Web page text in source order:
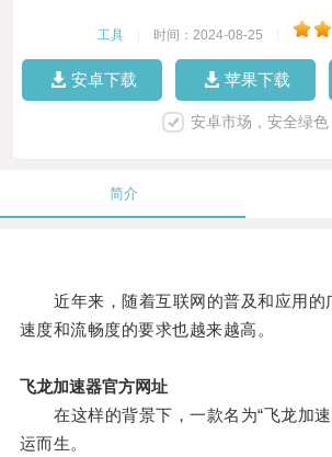
工具 时间：2024-08-25
安卓下载 苹果下载
安卓市场，安全绿色
简介
近年来，随着互联网的普及和应用的
速度和流畅度的要求也越来越高。
飞龙加速器官方网址
在这样的背景下，一款名为“飞龙加速
运而生。